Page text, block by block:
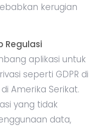
kerugian
Regulasi
aplikasi untuk
seperti GDPR di
Amerika Serikat.
yang tidak
data,